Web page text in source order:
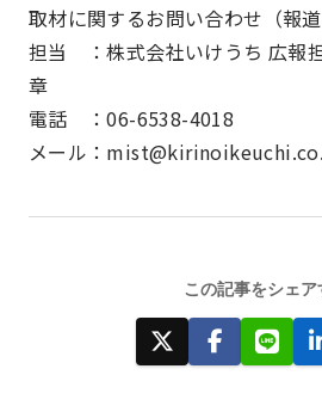
取材に関するお問い合わせ（報道
担当 ：株式会社いけうち 広報
章
電話 ：06-6538-4018
メール：